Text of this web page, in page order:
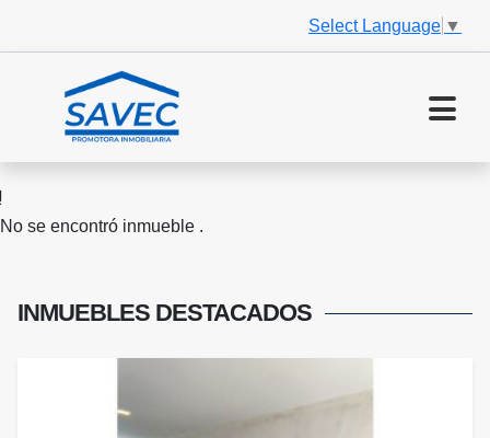
Select Language ▼
No se encontró inmueble .
INMUEBLES DESTACADOS